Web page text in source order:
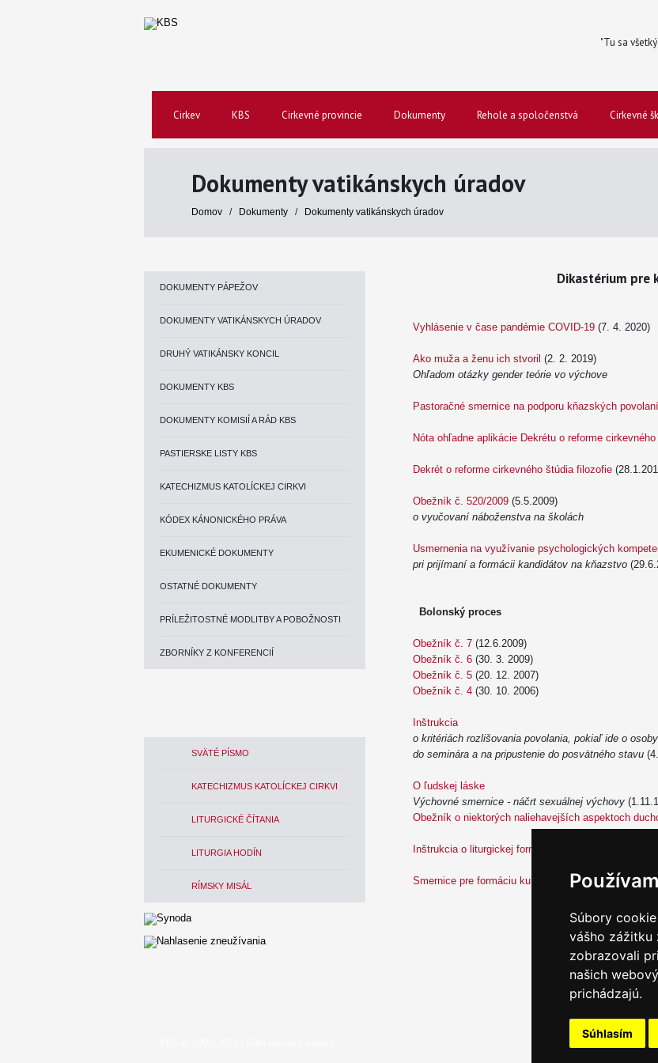
Súbory
vášho zážitku
zobrazovali
našich
prichádzajú.
Súhlasím
"Tu sa
Cirkev KBS Cirkevné provincie Dokumenty Rehole a spoločenstvá Cirkevné
Dokumenty vatikánskych úradov
Domov / Dokumenty / Dokumenty vatikánskych úradov
DOKUMENTY PÁPEŽOV
DOKUMENTY VATIKÁNSKYCH ÚRADOV
DRUHÝ VATIKÁNSKY KONCIL
DOKUMENTY KBS
DOKUMENTY KOMISIÍ A RÁD KBS
PASTIERSKE LISTY KBS
KATECHIZMUS KATOLÍCKEJ CIRKVI
KÓDEX KÁNONICKÉHO PRÁVA
EKUMENICKÉ DOKUMENTY
OSTATNÉ DOKUMENTY
PRÍLEŽITOSTNÉ MODLITBY A POBOŽNOSTI
ZBORNÍKY Z KONFERENCIÍ
SVÄTÉ PÍSMO
KATECHIZMUS KATOLÍCKEJ CIRKVI
LITURGICKÉ ČÍTANIA
LITURGIA HODÍN
RÍMSKY MISÁL
Dikastérium pre
Vyhlásenie v čase pandémie COVID-19 (7. 4. 2020)
Ako muža a ženu ich stvoril (2. 2. 2019)
Ohľadom otázky gender teórie vo výchove
Pastoračné smernice na podporu kňazských povolaní
Nóta ohľadne aplikácie Dekrétu o reforme
Dekrét o reforme cirkevného štúdia filozofie
Obežník č. 520/2009 (5.5.2009)
o vyučovaní náboženstva na školách
Usmernenia na využívanie psychologických
pri prijímaní a formácii kandidátov na kňazstvo
Bolonský proces
Obežník č. 7 (12.6.2009)
Obežník č. 6 (30. 3. 2009)
Obežník č. 5 (20. 12. 2007)
Obežník č. 4 (30. 10. 2006)
Inštrukcia
o kritériách rozlišovania povolania, pokiaľ ide o
do seminára a na pripustenie do posvätného stavu
O ľudskej láske
Výchovné smernice - náčrt sexuálnej výchovy
Obežník o niektorých naliehavejších aspektoch
Inštrukcia o liturgickej formácii v seminároch
Smernice pre formáciu ku kňazskému celibátu
Email